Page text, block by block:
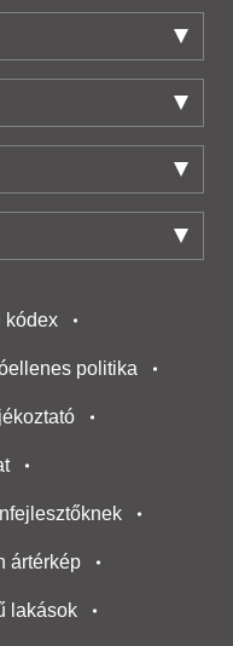
kódex
politika
ártérkép
lakások